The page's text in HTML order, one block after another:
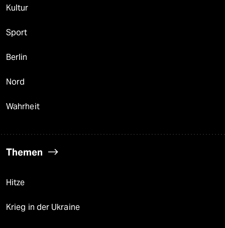
Kultur
Sport
Berlin
Nord
Wahrheit
Themen
Hitze
Krieg in der Ukraine